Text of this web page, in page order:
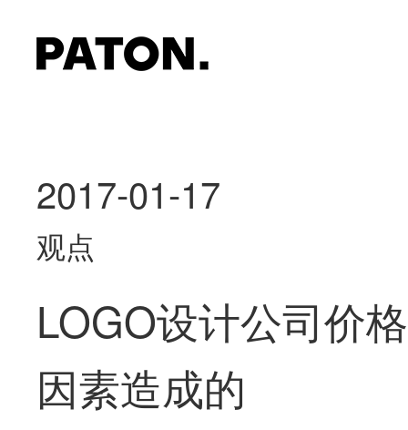
2017-01-17
观点
LOGO设计公司价
因素造成的